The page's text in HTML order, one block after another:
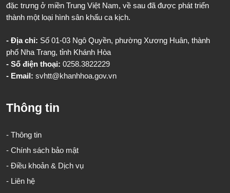
đặc trưng ở miền Trung Việt Nam, về sau đã được phát triển
thành một loại hình sân khấu ca kịch.
- Địa chỉ: Số 01-03 Ngô Quyền, phường Xương Huân, thành
phố Nha Trang, tỉnh Khánh Hòa
- Số điện thoại: 0258.3822229
- Email: svhtt@khanhhoa.gov.vn
Thông tin
- Thông tin
- Chính sách bảo mật
- Điều khoản & Dịch vụ
- Liên hệ